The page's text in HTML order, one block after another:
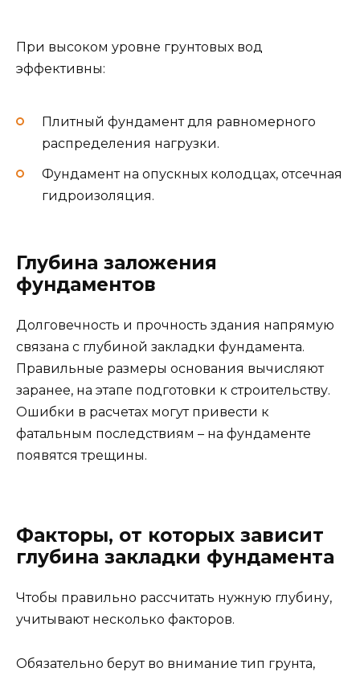
При высоком уровне грунтовых вод
эффективны:
Плитный фундамент для равномерного
распределения нагрузки.
Фундамент на опускных колодцах, отсечная
гидроизоляция.
Глубина заложения
фундаментов
Долговечность и прочность здания напрямую
связана с глубиной закладки фундамента.
Правильные размеры основания вычисляют
заранее, на этапе подготовки к строительству.
Ошибки в расчетах могут привести к
фатальным последствиям – на фундаменте
появятся трещины.
Факторы, от которых зависит
глубина закладки фундамента
Чтобы правильно рассчитать нужную глубину,
учитывают несколько факторов.
Обязательно берут во внимание тип грунта,